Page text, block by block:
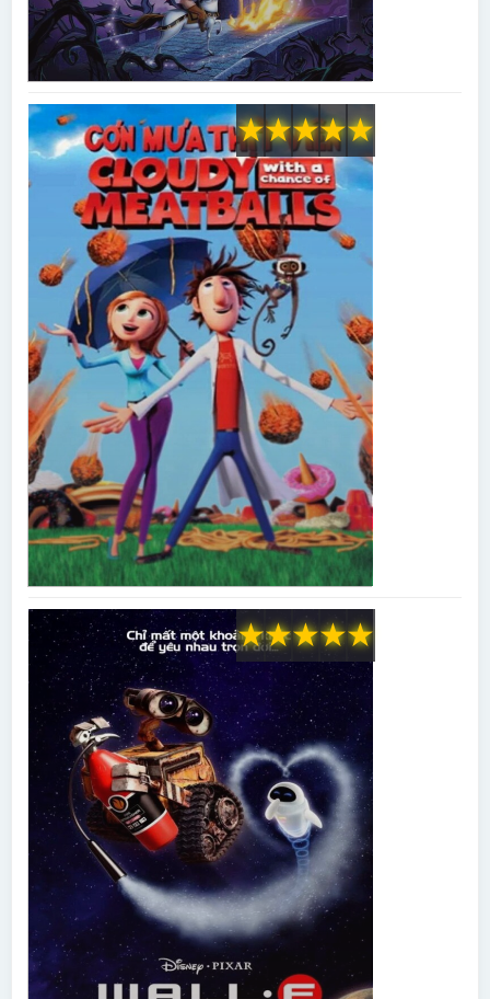
★
★
★
★
★
★
★
★
★
★